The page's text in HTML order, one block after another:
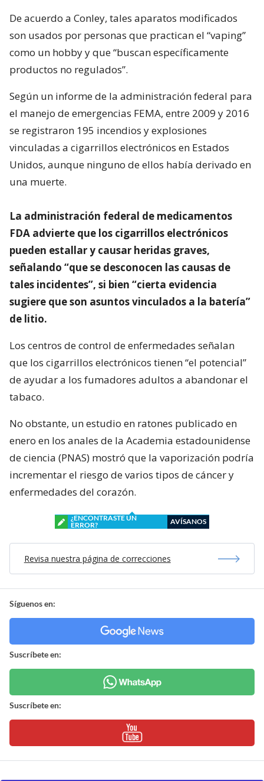
De acuerdo a Conley, tales aparatos modificados
son usados por personas que practican el “vaping”
como un hobby y que “buscan específicamente
productos no regulados”.
Según un informe de la administración federal para
el manejo de emergencias FEMA, entre 2009 y 2016
se registraron 195 incendios y explosiones
vinculadas a cigarrillos electrónicos en Estados
Unidos, aunque ninguno de ellos había derivado en
una muerte.
La administración federal de medicamentos
FDA advierte que los cigarrillos electrónicos
pueden estallar y causar heridas graves,
señalando “que se desconocen las causas de
tales incidentes”, si bien “cierta evidencia
sugiere que son asuntos vinculados a la batería”
de litio.
Los centros de control de enfermedades señalan
que los cigarrillos electrónicos tienen “el potencial”
de ayudar a los fumadores adultos a abandonar el
tabaco.
No obstante, un estudio en ratones publicado en
enero en los anales de la Academia estadounidense
de ciencia (PNAS) mostró que la vaporización podría
incrementar el riesgo de varios tipos de cáncer y
enfermedades del corazón.
¿ENCONTRASTE UN
ERROR?
AVÍSANOS
Revisa nuestra página de correcciones
Síguenos en:
Suscríbete en:
Suscríbete en: